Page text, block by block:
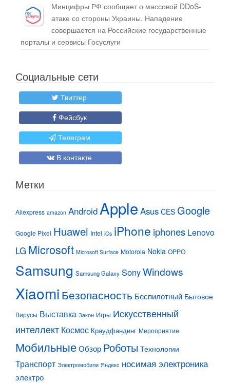
Минцифры РФ сообщает о массовой DDoS-
атаке со стороны Украины. Нападение
совершается на Российские государственные
порталы и сервисы Госуслуги
Социальные сети
Твиттер
Фейсбук
Телеграм
В контакте
Метки
Aliexpress amazon Android Apple Asus CES Google
Google Pixel Huawei Intel iOs iPhone iphones Lenovo
LG Microsoft Microsoft Surface Motorola Nokia OPPO
Samsung Samsung Galaxy SonyWindows
Xiaomi Безопасность Беспилотный Бытовое
Вирусы Выставка Закон Игры Искусственный
интеллект Космос Краудфандинг Мероприятие
МобильныеОбзор Роботы Технологии
Транспорт Электромобили Яндекс носимая электроника
электро